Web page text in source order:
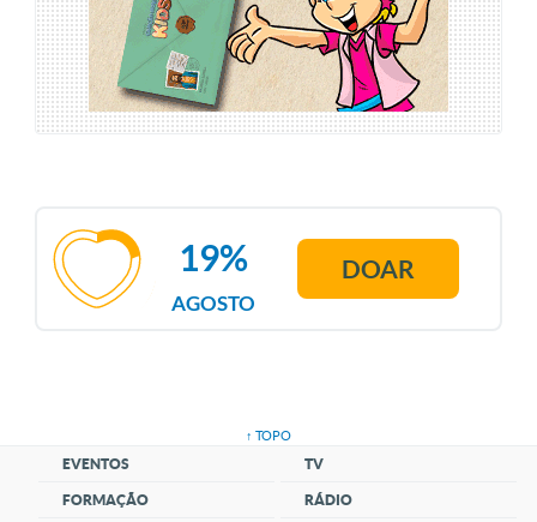
AGOSTO
19% DOAR
↑ TOPO
EVENTOS
FORMAÇÃO
TV
RÁDIO